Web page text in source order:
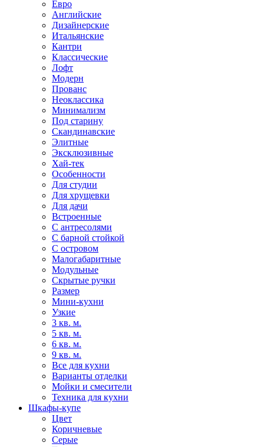
Евро
Английские
Дизайнерские
Итальянские
Кантри
Классические
Лофт
Модерн
Прованс
Неоклассика
Минимализм
Под старину
Скандинавские
Элитные
Эксклюзивные
Хай-тек
Особенности
Для студии
Для хрущевки
Для дачи
Встроенные
С антресолями
С барной стойкой
С островом
Малогабаритные
Модульные
Скрытые ручки
Размер
Мини-кухни
Узкие
3 кв. м.
5 кв. м.
6 кв. м.
9 кв. м.
Все для кухни
Варианты отделки
Мойки и смесители
Техника для кухни
Шкафы-купе
Цвет
Коричневые
Серые